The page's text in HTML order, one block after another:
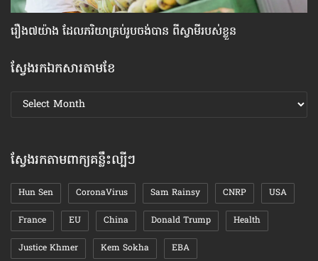
រឿង៧យ៉ាង ​ដែល​ភរិយា​គ្រប់​រូប​ចង់​បាន ពី​ស្វាមី​របស់​ខ្លួន
ស្វែងរកឯកសារតាមខែ
ស្វែងរក
ឯកសារ
ស្វែងរកតាមពាក្យគន្លឹះល្បីៗ
Hun Sen CoronaVirus Sam Rainsy CNRP USA
France EU China Donald Trump Health
Justice Khmer Kem Sokha EBA